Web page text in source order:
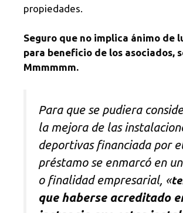
propiedades.
Seguro que no implica ánimo de
para beneficio de los asociados,
Mmmmmm.
Para que se pudiera
la mejora de las
deportivas financiada por
préstamo se enmarcó en
o finalidad empresarial, «
que haberse acreditado